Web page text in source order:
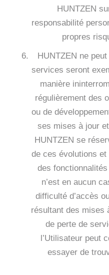
HUNTZEN
responsabilité
propres
HUNTZEN ne
services seront
manière
régulièrement des
ou de
ses mises à jour
HUNTZEN se
de ces évolutions
des
n’est en aucun
difficulté d’accès
résultant des mises
de perte de
l’Utilisateur peut
essayer de